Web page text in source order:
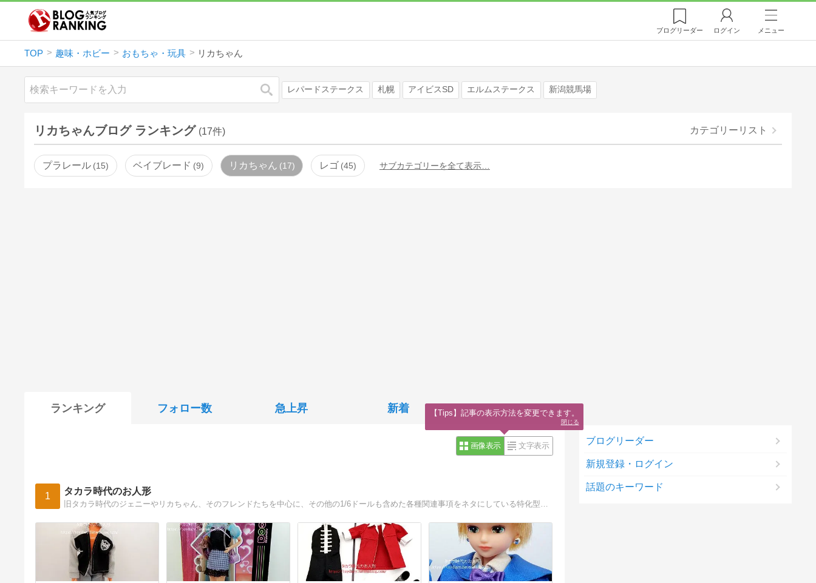
ブログリーダー ログイン メニュー
TOP 趣味・ホビー おもちゃ・玩具 リカちゃん
検索 レパードステークス 札幌 アイビスSD エルムステークス 新潟競馬場
リカちゃんブログ ランキング (17件) カテゴリーリスト
プラレール 15 ベイブレード 9 リカちゃん 17 レゴ 45 サブカテゴリーを全て表示…
ランキング フォロー数 急上昇 新着
画像表示 文字表示
1 タカラ時代のお人形
ブログリーダー
新規登録・ログイン
話題のキーワード
【Tips】記事の表示方法を変更できます。
閉じる